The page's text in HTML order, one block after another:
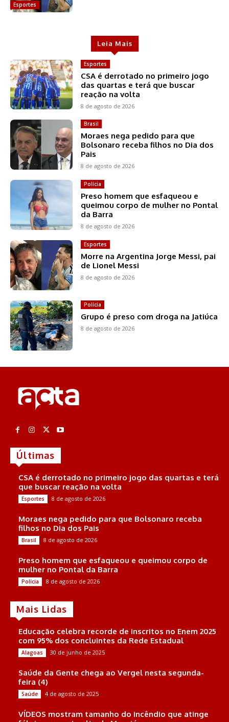
Esportes
Leia Mais
Esportes
CSA é derrotado no primeiro jogo
das quartas e terá que buscar
reação na volta
8 de agosto de 2026
Brasil
Moraes nega pedido para que
Bolsonaro receba filhos no Dia dos
Pais
8 de agosto de 2026
Polícia
Preso homem que esfaqueou e
queimou corpo de mulher no Pontal
da Barra
8 de agosto de 2026
Esportes
Morre na Argentina Jorge Messi, pai
de Lionel Messi
8 de agosto de 2026
Polícia
Grupo é preso com droga na Jatiúca
8 de agosto de 2026
Últimas
CSA é derrotado no primeiro jogo das quartas e terá
que buscar reação na volta
Esportes 8 de agosto de 2026
Moraes nega pedido para que Bolsonaro receba
filhos no Dia dos Pais
Brasil 8 de agosto de 2026
Preso homem que esfaqueou e queimou corpo de
mulher no Pontal da Barra
Polícia 8 de agosto de 2026
Mais Lidas
Educação celebra recorde de inscritos no Enem 2025
com 95% dos concluintes da Rede Estadual
Alagoas 30 de junho de 2025
Saúde da Gente chega ao Vergel nesta segunda-
feira (4)
Saúde 4 de agosto de 2025
VÍDEOS mostram tamanho do incêndio que atinge